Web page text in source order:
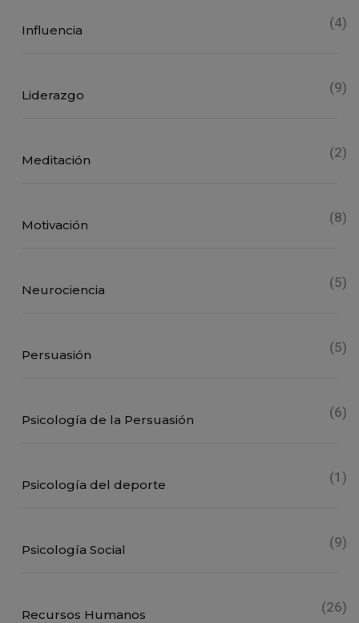
Influencia (4)
Liderazgo (9)
Meditación (2)
Motivación (8)
Neurociencia (5)
Persuasión (5)
Psicología de la Persuasión (6)
Psicología del deporte (1)
Psicología Social (9)
Recursos Humanos (26)